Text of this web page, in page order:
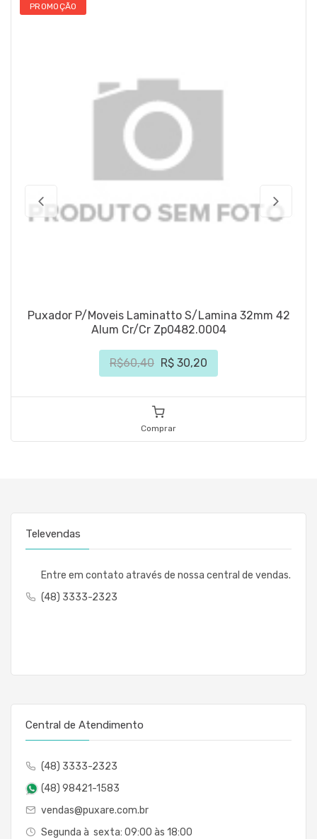
PROMOÇÃO
Puxador P/Moveis Laminatto S/Lamina 32mm 42
Alum Cr/Cr Zp0482.0004
R$60,40 R$ 30,20
Comprar
Televendas
Entre em contato através de nossa central de vendas.
(48) 3333-2323
Central de Atendimento
(48) 3333-2323
(48) 98421-1583
vendas@puxare.com.br
Segunda à sexta: 09:00 às 18:00